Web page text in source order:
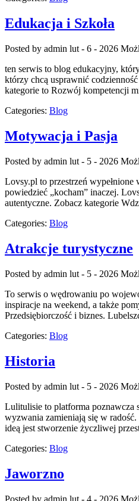
Edukacja i Szkoła
Posted by admin lut - 6 - 2026
ten serwis to blog edukacyjny,
którzy chcą usprawnić
kategorie to Rozwój kompetencji
Categories: Blog
Motywacja i Pasja
Posted by admin lut - 5 - 2026
Lovsy.pl to przestrzeń
powiedzieć „kocham” inaczej.
autentyczne. Zobacz kategorie
Categories: Blog
Atrakcje turystyczne
Posted by admin lut - 5 - 2026
To serwis o wędrowaniu po
inspiracje na weekend, a także
Przedsiębiorczość i biznes.
Categories: Blog
Historia
Posted by admin lut - 5 - 2026
Lulitulisie to platforma poznawcza
wyzwania zamieniają się w
ideą jest stworzenie życzliwej
Categories: Blog
Jaworzno
Posted by admin lut - 4 - 2026